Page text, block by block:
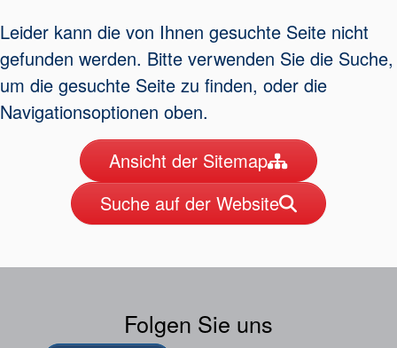
Zertifizierungen und
Standards
Standorte
Neuigkeiten
Leider kann die von Ihnen gesuchte Seite nicht
gefunden werden. Bitte verwenden Sie die Suche,
um die gesuchte Seite zu finden, oder die
Navigationsoptionen oben.
Ansicht der Sitemap
Suche auf der Website
Folgen Sie uns